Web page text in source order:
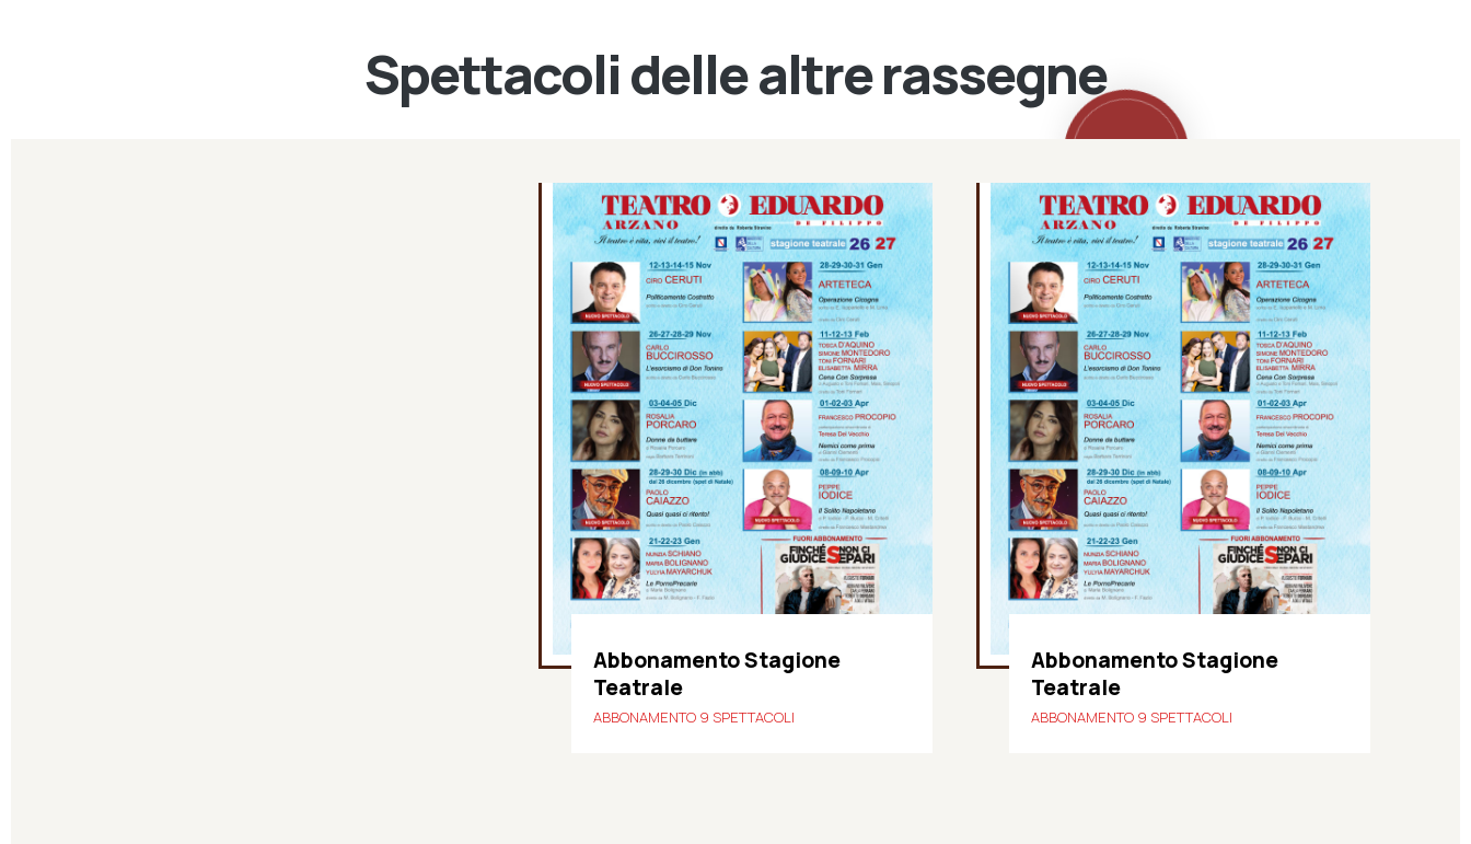
Spettacoli delle altre rassegne
Abbonamento Stagione
Teatrale
ABBONAMENTO 9 SPETTACOLI
Abbonamento Stagione
Teatrale
ABBONAMENTO 9 SPETTACOLI